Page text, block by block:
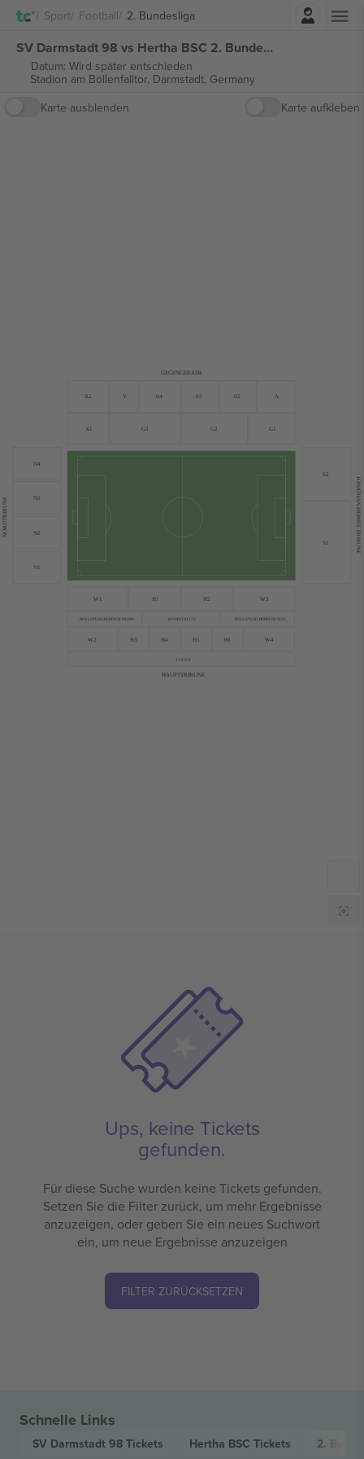
Sport Football 2. Bundesliga
SV Darmstadt 98 vs Hertha BSC 2. Bundesliga tickets
Datum: Wird später entschieden
Stadion am Böllenfalltor, Darmstadt, Germany
Karte ausblenden
Karte aufkleben
GEGENGERADE
JONATHAN-HEIMES-TRIBUNE
HAUPTTRIBUNE
NORDTRIBUNE
X1
X2
G1
G2
G3
02
03
04 A
Y
S1
S2
W1
W2
W3
W4
H1 H2
H3 H4 H5 H6
N1
N2
N3
N4
ROLLSTUHLBEREICH NORD HOSPITALITY ROLLSTUHLBEREICH SUD
LOGEN
Ups, keine Tickets
gefunden.
Für diese Suche wurden keine Tickets gefunden.
Setzen Sie die Filter zurück, um mehr Ergebnisse
anzuzeigen, oder geben Sie ein neues Suchwort
ein, um neue Ergebnisse anzuzeigen
FILTER ZURÜCKSETZEN
Schnelle Links
SV Darmstadt 98 Tickets Hertha BSC Tickets 2.